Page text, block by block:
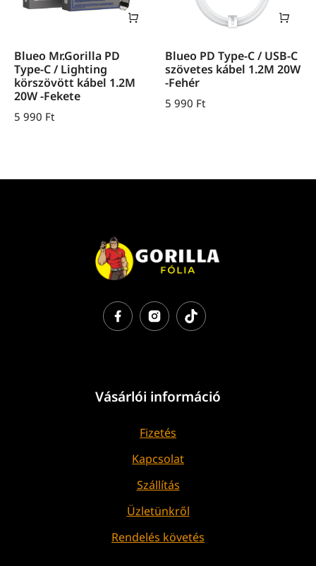
Blueo Mr.Gorilla PD
Type-C / Lighting
körszövött kábel 1.2M
20W -Fekete
5 990 Ft
Blueo PD Type-C / USB-C
szövetes kábel 1.2M 20W
-Fehér
5 990 Ft
Vásárlói információ
Fizetés
Kapcsolat
Szállítás
Üzletünkről
Rendelés követés